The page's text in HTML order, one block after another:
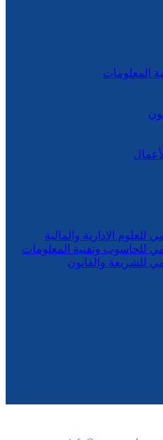
المعلومات
للعلوم الإدارية والمالية
للحاسوب وتقنية المعلومات
للشريعة والقانون